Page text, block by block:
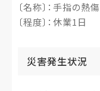
〔名称〕：手指の熱傷
〔程度〕：休業1日
災害発生状況